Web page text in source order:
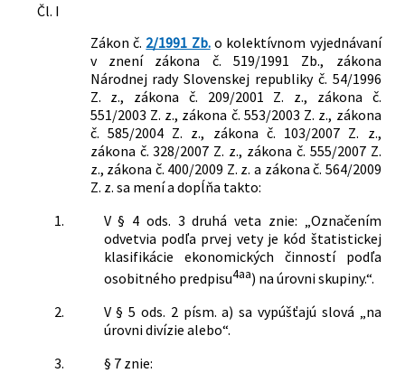
Čl. I
Zákon č. 2/1991 Zb.o kolektívnom vyjednávaní
v znení zákona č. 519/1991 Zb., zákona
Národnej rady Slovenskej republiky č. 54/1996
Z. z., zákona č. 209/2001 Z. z., zákona č.
551/2003 Z. z., zákona č. 553/2003 Z. z., zákona
č. 585/2004 Z. z., zákona č. 103/2007 Z. z.,
zákona č. 328/2007 Z. z., zákona č. 555/2007 Z.
z., zákona č. 400/2009 Z. z. a zákona č. 564/2009
Z. z. sa mení a dopĺňa takto:
1.
V § 4 ods. 3 druhá veta znie: „Označením
odvetvia podľa prvej vety je kód štatistickej
klasifikácie ekonomických činností podľa
osobitného predpisu4aa) na úrovni skupiny.“.
2.
V § 5 ods. 2 písm. a) sa vypúšťajú slová „na
úrovni divízie alebo“.
3.
§ 7 znie: